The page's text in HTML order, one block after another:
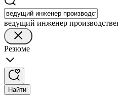
ведущий инженер
Резюме
Найти